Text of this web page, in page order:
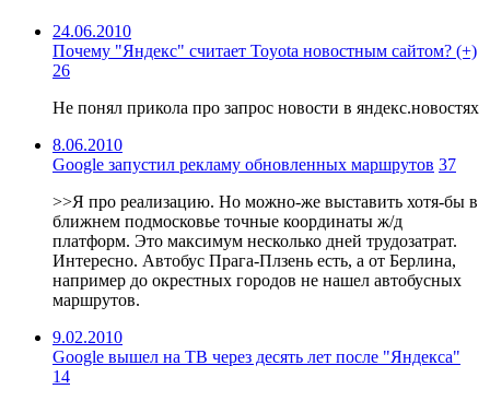
24.06.2010
Почему "Яндекс" считает Toyota новостным сайтом? (+)
26
Не понял прикола про запрос новости в яндекс.новостях
8.06.2010
Google запустил рекламу обновленных маршрутов 37
>>Я про реализацию. Но можно-же выставить хотя-бы в
ближнем подмосковье точные координаты ж/д
платформ. Это максимум несколько дней трудозатрат.
Интересно. Автобус Прага-Плзень есть, а от Берлина,
например до окрестных городов не нашел автобусных
маршрутов.
9.02.2010
Google вышел на ТВ через десять лет после "Яндекса"
14